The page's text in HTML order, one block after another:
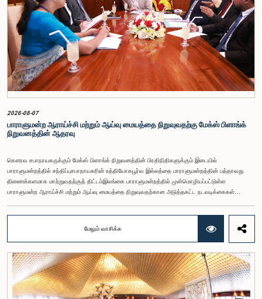
2026-08-07
பாராளுமன்ற ஆராய்ச்சி மற்றும் ஆய்வு மையத்தை நிறுவுவதற்கு மேக்ஸ் பிளாங்க்
நிறுவனத்தின் ஆதரவு
கௌரவ சபாநாயகருக்கும் மேக்ஸ் பிளாங்க் நிறுவனத்தின் பிரதிநிதிகளுக்கும் இடையில்
பாராளுமன்றத்தில் சந்திப்புசபாநாயகரின் உத்தியோகபூர்வ இல்லத்தை பாராளுமன்றத்தின் பத்தாவது
திணைக்களமாக மாற்றுவதற்குத் திட்டம்இலங்கை பாராளுமன்றத்தில் முன்மொழியப்பட்டுள்ள
பாராளுமன்ற ஆராய்ச்சி மற்றும் ஆய்வு மையத்தை நிறுவுவதற்கான அடுத்தகட்ட நடவடிக்கைகள்
International Peace and the Rule of Law) பிரதிநிதிகளுக்கும் இடையிலான சந்திப்பொன்று நேற்று
(06) பாராளுமன்ற வளாகத்தில் இடம்பெற்றது. இலங்கைப் பாராளுமன்றத்தின் அபிவிருத்தி
ஒருங்கிணைப்பாளராக ஆதரவளிக்கும் மேக்ஸ் பிளாங்க் அறக்கட்டளைளைப் பிரதிநிதித்துவப்படுத்தி,
அதன் நிர்வாகப் பணிப்பாளர் யோஹன்னஸ் க்ரூஸ்மார்க் (Johannes Krusemark), மூத்த ஆராய்ச்சி
அதிகாரி ஹெய்லி நிக்கோல் எவன்ஸ் (Hailey Nicole Evans) மற்றும் சட்ட ஆலோசகர் ருவினி
பெரேரா ஆகியோர் இதில் கலந்துகொண்டனர்.இதன்போது, முன்மொழியப்பட்டுள்ள பாராளுமன்ற ஆய்வு
மற்றும் ஆராய்ச்சி மையத்திற்காகத் தயாரிக்கப்பட்ட திட்ட முன்மொழிவு எனக்கு சமர்ப்பிக்கப்பட்டது.இந்த
மையமானது சபாநாயகரின் உத்தியோகபூர்வ இல்லத்தை மறுசீரமைத்து, இலங்கை பாராளுமன்றத்தின்
மேலும் வாசிக்க